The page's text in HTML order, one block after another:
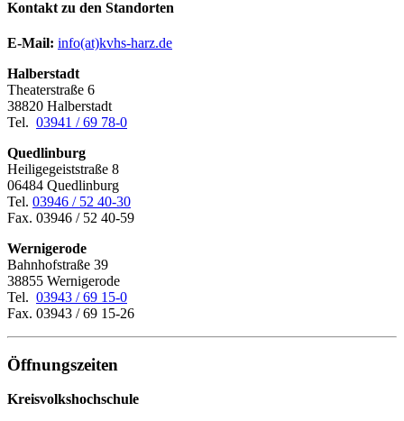
Kontakt zu den Standorten
E-Mail: info(at)kvhs-harz.de
Halberstadt
Theaterstraße 6
38820 Halberstadt
Tel. 03941 / 69 78-0
Quedlinburg
Heiligegeiststraße 8
06484 Quedlinburg
Tel. 03946 / 52 40-30
Fax. 03946 / 52 40-59
Wernigerode
Bahnhofstraße 39
38855 Wernigerode
Tel. 03943 / 69 15-0
Fax. 03943 / 69 15-26
Öffnungszeiten
Kreisvolkshochschule